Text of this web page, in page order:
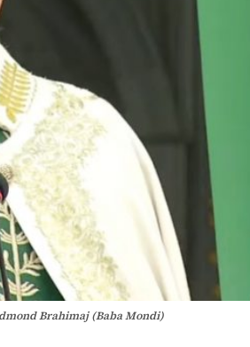
Brahimaj (Baba Mondi)